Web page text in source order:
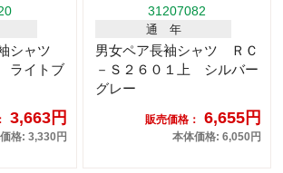
シャツ
ライトブ
3,663円
格: 3,330円
31207082
通 年
男女ペア長袖シャツ ＲＣ
－Ｓ２６０１上 シルバー
グレー
販売価格： 6,655円
本体価格: 6,050円